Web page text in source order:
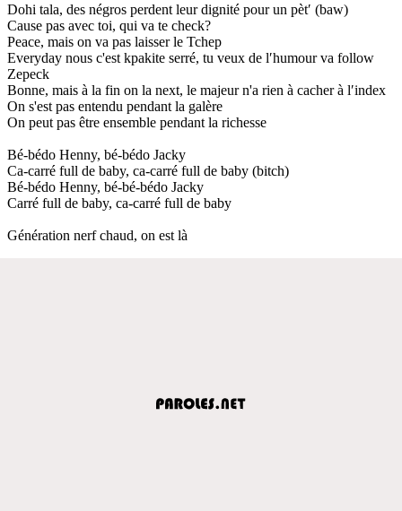
Dohi tala, des négros perdent leur dignité pour un pèt′ (baw)
Cause pas avec toi, qui va te check?
Peace, mais on va pas laisser le Tchep
Everyday nous c'est kpakite serré, tu veux de l′humour va follow
Zepeck
Bonne, mais à la fin on la next, le majeur n'a rien à cacher à l′index
On s'est pas entendu pendant la galère
On peut pas être ensemble pendant la richesse
Bé-bédo Henny, bé-bédo Jacky
Ca-carré full de baby, ca-carré full de baby (bitch)
Bé-bédo Henny, bé-bé-bédo Jacky
Carré full de baby, ca-carré full de baby
Génération nerf chaud, on est là